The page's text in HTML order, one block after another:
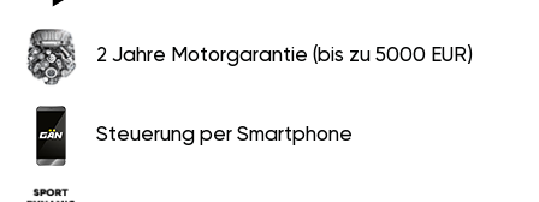
2 Jahre Motorgarantie (bis zu 5000 EUR)
Steuerung per Smartphone